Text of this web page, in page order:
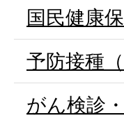
国民健康
予防接種（
がん検診